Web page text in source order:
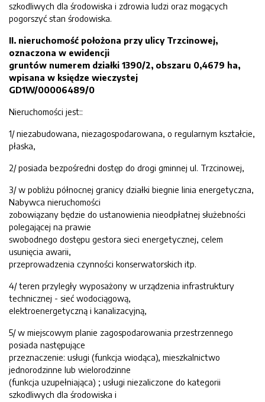
szkodliwych dla środowiska i zdrowia ludzi oraz mogących
pogorszyć stan środowiska.
II. nieruchomość położona przy ulicy Trzcinowej,
oznaczona w ewidencji
gruntów numerem działki 1390/2, obszaru 0,4679 ha,
wpisana w księdze wieczystej
GD1W/00006489/0
Nieruchomości jest::
1/ niezabudowana, niezagospodarowana, o regularnym kształcie,
płaska,
2/ posiada bezpośredni dostęp do drogi gminnej ul. Trzcinowej,
3/ w pobliżu północnej granicy działki biegnie linia energetyczna,
Nabywca nieruchomości
zobowiązany będzie do ustanowienia nieodpłatnej służebności
polegającej na prawie
swobodnego dostępu gestora sieci energetycznej, celem
usunięcia awarii,
przeprowadzenia czynności konserwatorskich itp.
4/ teren przyległy wyposażony w urządzenia infrastruktury
technicznej - sieć wodociągową,
elektroenergetyczną i kanalizacyjną,
5/ w miejscowym planie zagospodarowania przestrzennego
posiada następujące
przeznaczenie: usługi (funkcja wiodąca), mieszkalnictwo
jednorodzinne lub wielorodzinne
(funkcja uzupełniająca) ; usługi niezaliczone do kategorii
szkodliwych dla środowiska i